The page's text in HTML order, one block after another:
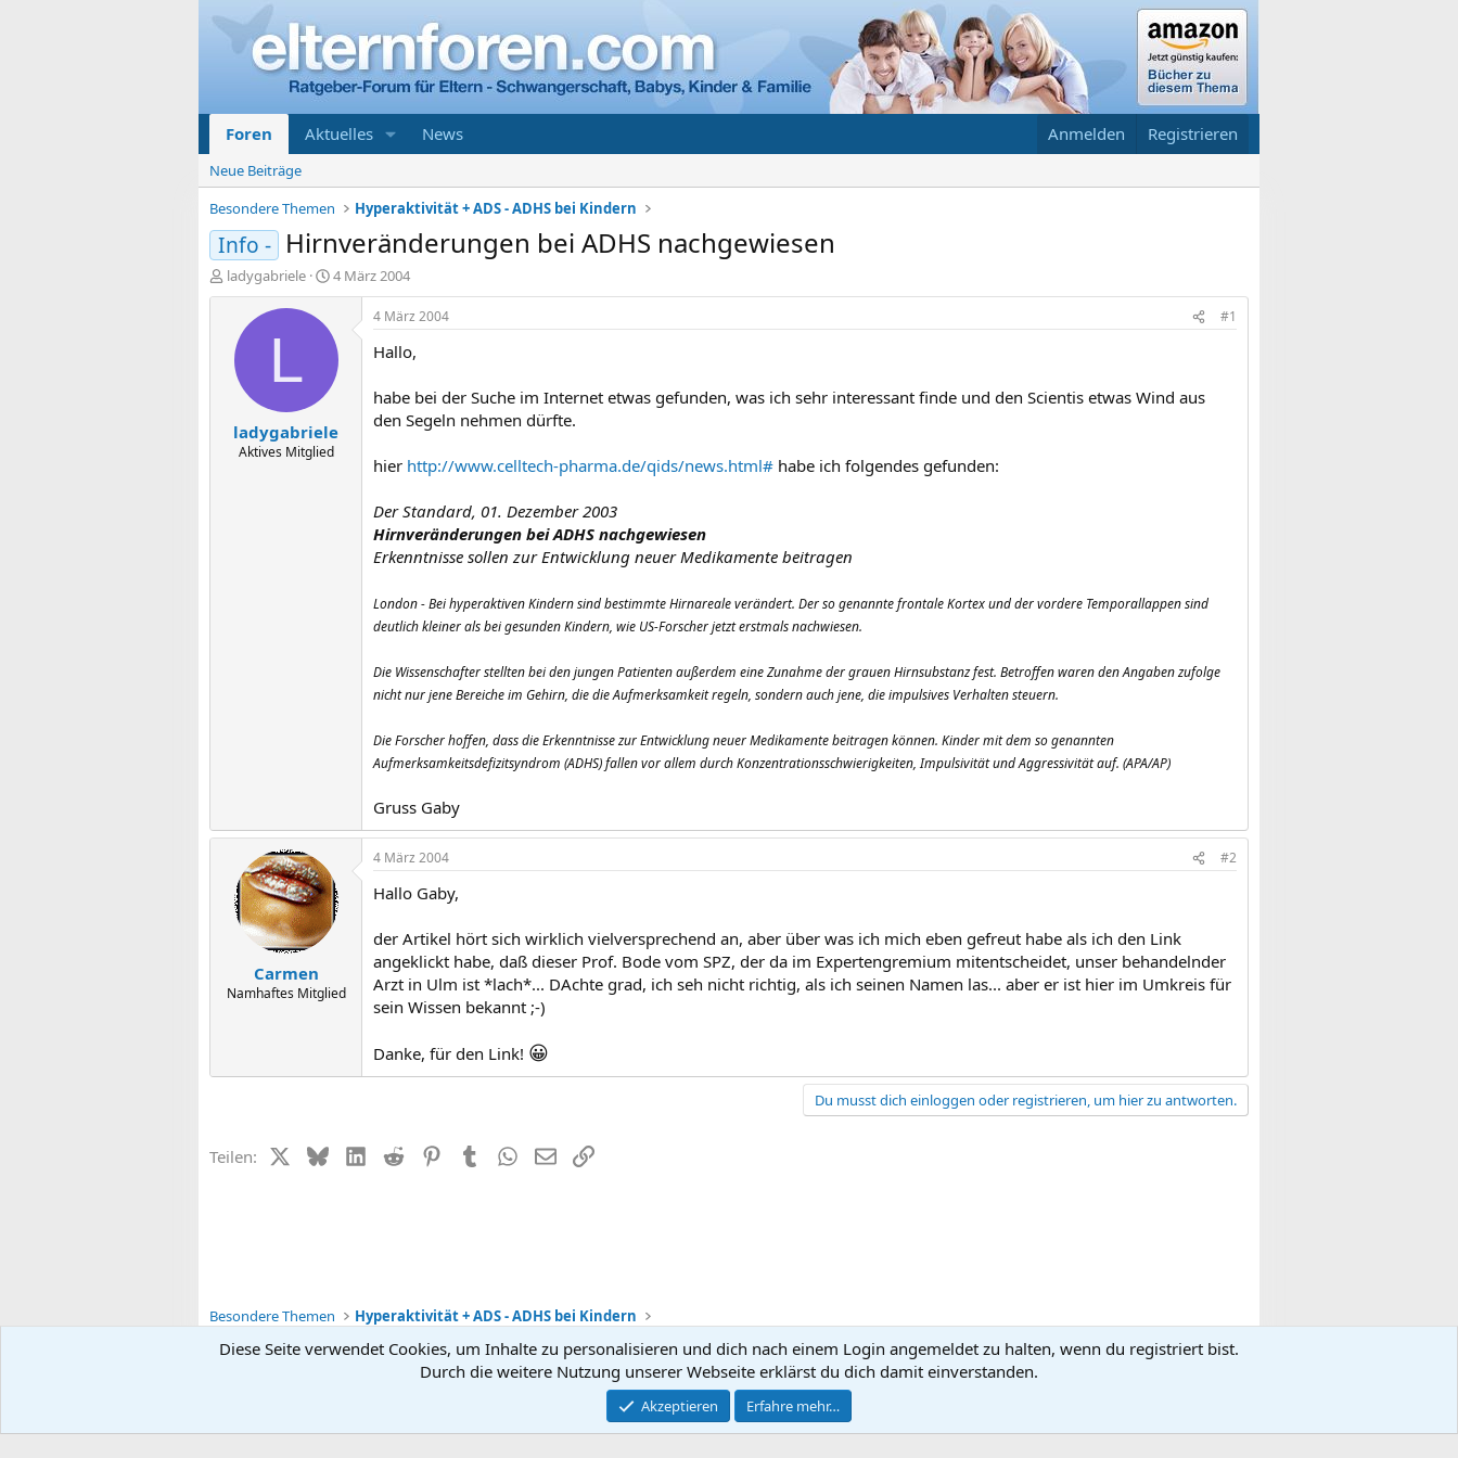
Foren Aktuelles News Anmelden Registrieren
Neue Beiträge
Besondere Themen
Hyperaktivität + ADS - ADHS bei Kindern
Info - Hirnveränderungen bei ADHS nachgewiesen
E
r
ladygabriele
E
r
t
e
l
a
m
4 März 2004
L
ladygabriele
Aktives Mitglied
4 März 2004 #1
Hallo,
habe bei der Suche im Internet etwas gefunden, was ich sehr interessant finde und den Scientis etwas Wind aus
den Segeln nehmen dürfte.
hier http://www.celltech-pharma.de/qids/news.html# habe ich folgendes gefunden:
Der Standard, 01. Dezember 2003
Hirnveränderungen bei ADHS nachgewiesen
Erkenntnisse sollen zur Entwicklung neuer Medikamente beitragen
London - Bei hyperaktiven Kindern sind bestimmte Hirnareale verändert. Der so genannte frontale Kortex und der vordere Temporallappen sind
deutlich kleiner als bei gesunden Kindern, wie US-Forscher jetzt erstmals nachwiesen.
Die Wissenschafter stellten bei den jungen Patienten außerdem eine Zunahme der grauen Hirnsubstanz fest. Betroffen waren den Angaben zufolge
nicht nur jene Bereiche im Gehirn, die die Aufmerksamkeit regeln, sondern auch jene, die impulsives Verhalten steuern.
Die Forscher hoffen, dass die Erkenntnisse zur Entwicklung neuer Medikamente beitragen können. Kinder mit dem so genannten
Aufmerksamkeitsdefizitsyndrom (ADHS) fallen vor allem durch Konzentrationsschwierigkeiten, Impulsivität und Aggressivität auf. (APA/AP)
Gruss Gaby
Carmen
Namhaftes Mitglied
4 März 2004 #2
Hallo Gaby,
der Artikel hört sich wirklich vielversprechend an, aber über was ich mich eben gefreut habe als ich den Link
angeklickt habe, daß dieser Prof. Bode vom SPZ, der da im Expertengremium mitentscheidet, unser behandelnder
Arzt in Ulm ist *lach*... DAchte grad, ich seh nicht richtig, als ich seinen Namen las... aber er ist hier im Umkreis für
sein Wissen bekannt ;-)
Danke, für den Link! 😀
Du musst dich einloggen oder registrieren, um hier zu antworten.
Teilen: X (Twitter)
BlueskyLinkedIn
Reddit PinterestTumblrWhatsApp
E-MailLink
Besondere Themen Hyperaktivität + ADS - ADHS bei Kindern
Kontakt Nutzungsbedingungen Datenschutz
Community platform by XenForo ® © 2010-2026 XenForo Ltd.
Diese Seite verwendet Cookies, um Inhalte zu personalisieren und dich nach einem Login angemeldet zu halten, wenn du registriert bist.
Durch die weitere Nutzung unserer Webseite erklärst du dich damit einverstanden.
Akzeptieren Erfahre mehr…